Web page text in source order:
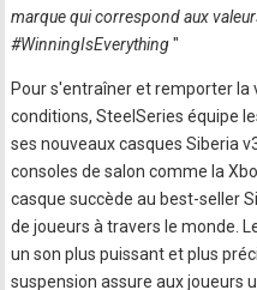
marque qui correspond aux
#WinningIsEverything"
Pour s'entraîner et remporter la
conditions, SteelSeries équipe
ses nouveaux casques Siberia
consoles de salon comme la
casque succède au best-seller
de joueurs à travers le monde.
un son plus puissant et plus
suspension assure aux joueurs